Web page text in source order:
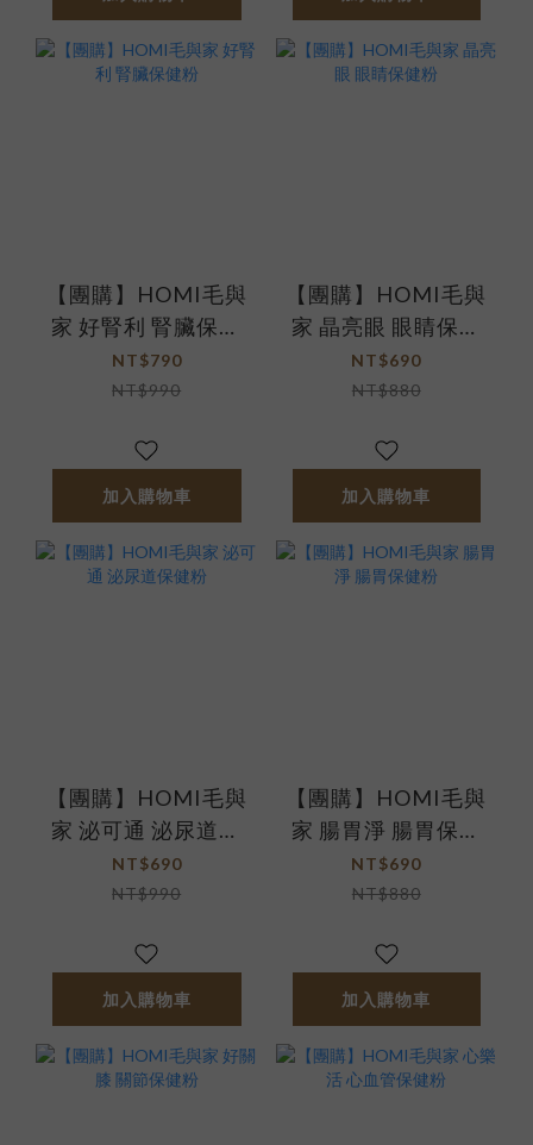
【團購】HOMI毛與
家 好腎利 腎臟保健
粉
NT$790
NT$990
加入購物車
【團購】HOMI毛與
家 晶亮眼 眼睛保健
粉
NT$690
NT$880
加入購物車
【團購】HOMI毛與
家 泌可通 泌尿道保
健粉
NT$690
NT$990
加入購物車
【團購】HOMI毛與
家 腸胃淨 腸胃保健
粉
NT$690
NT$880
加入購物車